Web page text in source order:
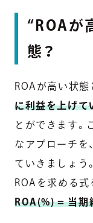
“ROAが
態？
ROAが高い状態
に利益を上げて
とができます。
なアプローチを
ていきましょう。
ROAを求める式
ROA(%) = 当